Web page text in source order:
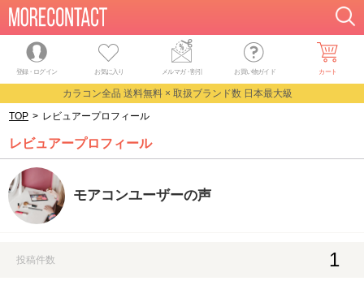
登録・ログイン お気に入り メルマガ・割引 お買い物ガイド カート
カラコン全品 送料無料 × 取扱ブランド数 日本最大級
TOP > レビュアープロフィール
レビュアープロフィール
モアコンユーザーの声
投稿件数 1